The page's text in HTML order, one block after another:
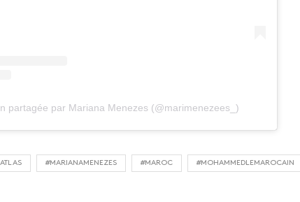
partagée par Mariana Menezes (@marimenezees_)
#MARIANAMENEZES #MAROC #MOHAMMEDLEMAROCAIN